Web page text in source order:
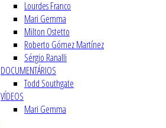
Lourdes Franco
Mari Gemma
Milton Ostetto
Roberto Gómez Martínez
Sérgio Ranalli
DOCUMENTÁRIOS
Todd Southgate
VÍDEOS
Mari Gemma